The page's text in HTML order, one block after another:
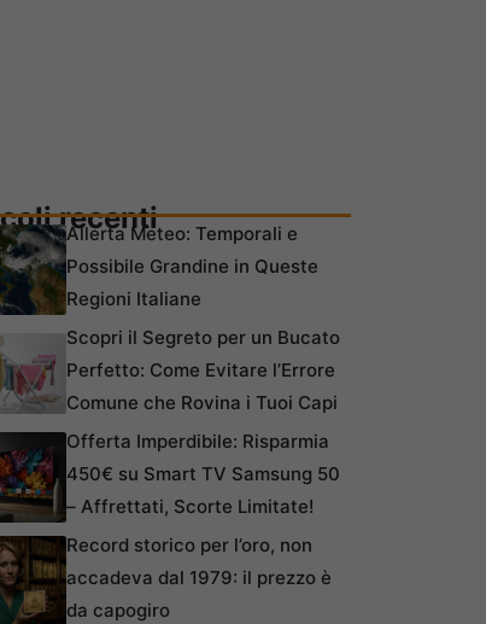
recenti
Allerta Meteo: Temporali e
Possibile Grandine in Queste
Regioni Italiane
Scopri il Segreto per un Bucato
Perfetto: Come Evitare l’Errore
Comune che Rovina i Tuoi Capi
Offerta Imperdibile: Risparmia
450€ su Smart TV Samsung 50
– Affrettati, Scorte Limitate!
Record storico per l’oro, non
accadeva dal 1979: il prezzo è
da capogiro